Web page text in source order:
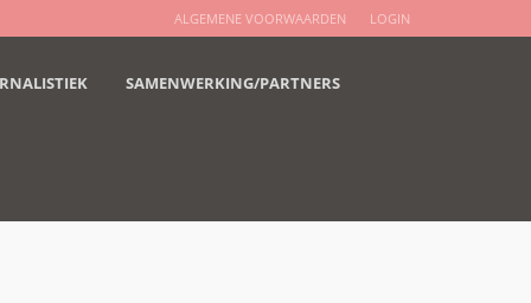
LOGIN
ALGEMENE VOORWAARDEN
SAMENWERKING/PARTNERS